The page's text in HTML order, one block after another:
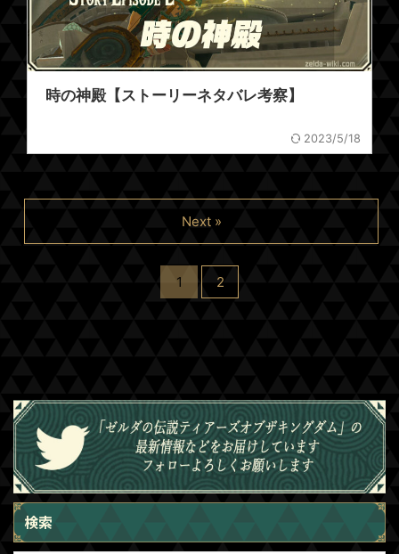
時の神殿【ストーリーネタバレ考察】
2023/5/18
1 2
Next »
検索